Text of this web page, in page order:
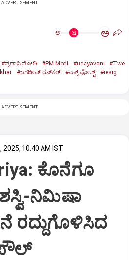
ADVERTISEMENT
ಅ ಅ
#ಪ್ರಧಾನಿ ಮೋದಿ #PM Modi #udayavani
#Twe
#ಜಗದೀಪ್‌ ಧನ್‌ಕರ್‌ #ಎಕ್ಸ್‌ ಪೋಸ್ಟ್
#resig
ADVERTISEMENT
2025, 10:40 AM IST
ಕೊನೆಗೂ
ನಿಮಿಷಾ